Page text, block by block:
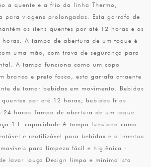
a quente e a frio da linha Thermo,
para viagens prolongadas. Esta garrafa de
os itens quentes por até 12 horas e os
A tampa de abertura de um toque é
uma mão, com trava de segurança para
A tampa funciona como um copo
branco e preto fosco, esta garrafa atraente
de tomar bebidas em movimento. Bebidas
quentes por até 12 horas; bebidas frias
24 horas Tampa de abertura de um toque
1-l. capacidade A tampa funciona como
e reutilizável para bebidas e alimentos
para limpeza fácil e higiênica -
lavar louça Design limpo e minimalista